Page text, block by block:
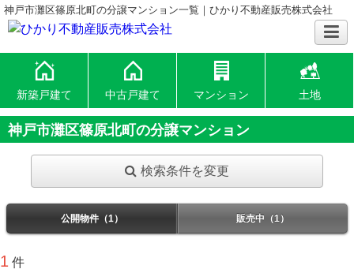
神戸市灘区篠原北町の分譲マンション一覧｜ひかり不動産販売株式会社
新築戸建て 中古戸建て マンション 土地
神戸市灘区篠原北町の分譲マンション
検索条件を変更
公開物件（1） 販売中（1）
1 件